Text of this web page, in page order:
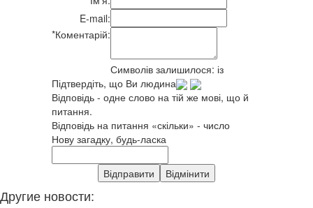
E-mail:
*Коментарій:
Символів залишилося: із
Підтвердіть, що Ви людина
Відповідь - одне слово на тій же мові, що й
питання.
Відповідь на питання «скільки» - число
Нову загадку, будь-ласка
Другие новости: